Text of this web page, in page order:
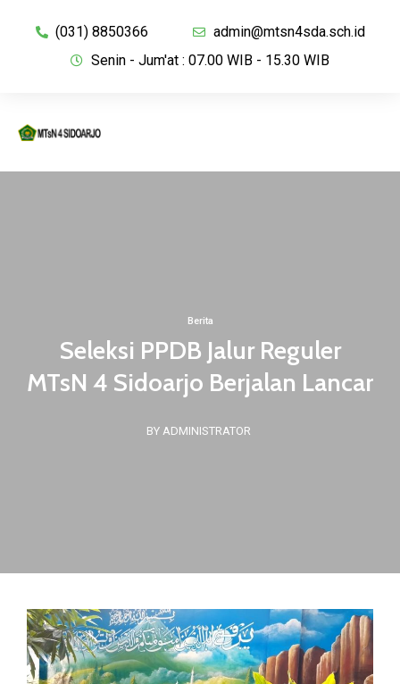
(031) 8850366
admin@mtsn4sda.sch.id
Senin - Jum'at : 07.00 WIB - 15.30 WIB
Berita
Seleksi PPDB Jalur Reguler
MTsN 4 Sidoarjo Berjalan Lancar
BY ADMINISTRATOR